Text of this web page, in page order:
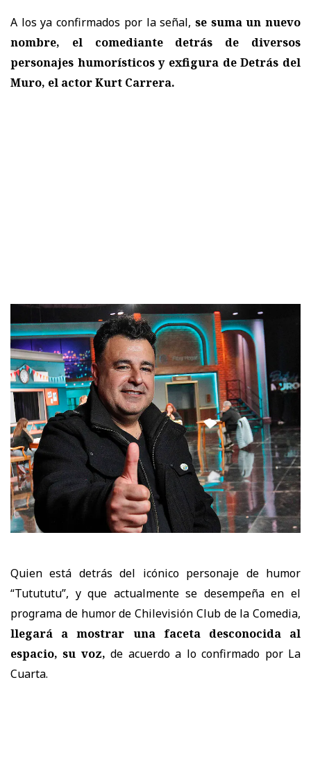
A los ya confirmados por la señal, se suma un nuevo
nombre, el comediante detrás de diversos
personajes humorísticos y exfigura de Detrás del
Muro, el actor Kurt Carrera.
Quien está detrás del icónico personaje de humor
“Tutututu”, y que actualmente se desempeña en el
programa de humor de Chilevisión Club de la Comedia,
llegará a mostrar una faceta desconocida al
espacio, su voz,de acuerdo a lo confirmado por La
Cuarta.